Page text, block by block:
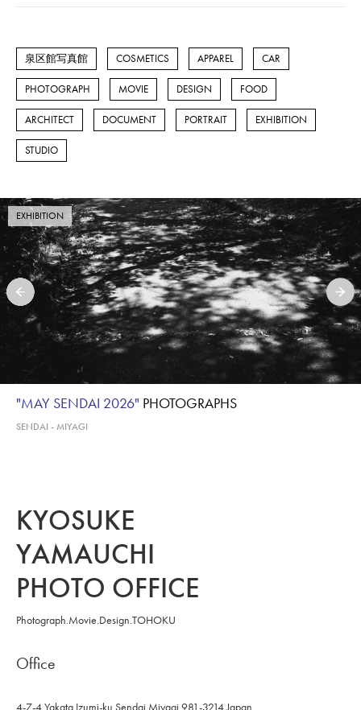
泉区館写真館 COSMETICS APPAREL CAR
PHOTOGRAPH MOVIE DESIGN FOOD
ARCHITECT DOCUMENT PORTRAIT EXHIBITION
STUDIO
EXHIBITION
"MAY SENDAI 2026" PHOTOGRAPHS
SENDAI - MIYAGI
KYOSUKE
YAMAUCHI
PHOTO OFFICE
Photograph.Movie.Design.TOHOKU
Office